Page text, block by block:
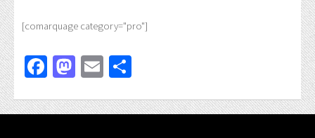
[comarquage category="pro"]
Facebook
Mastodon
Email